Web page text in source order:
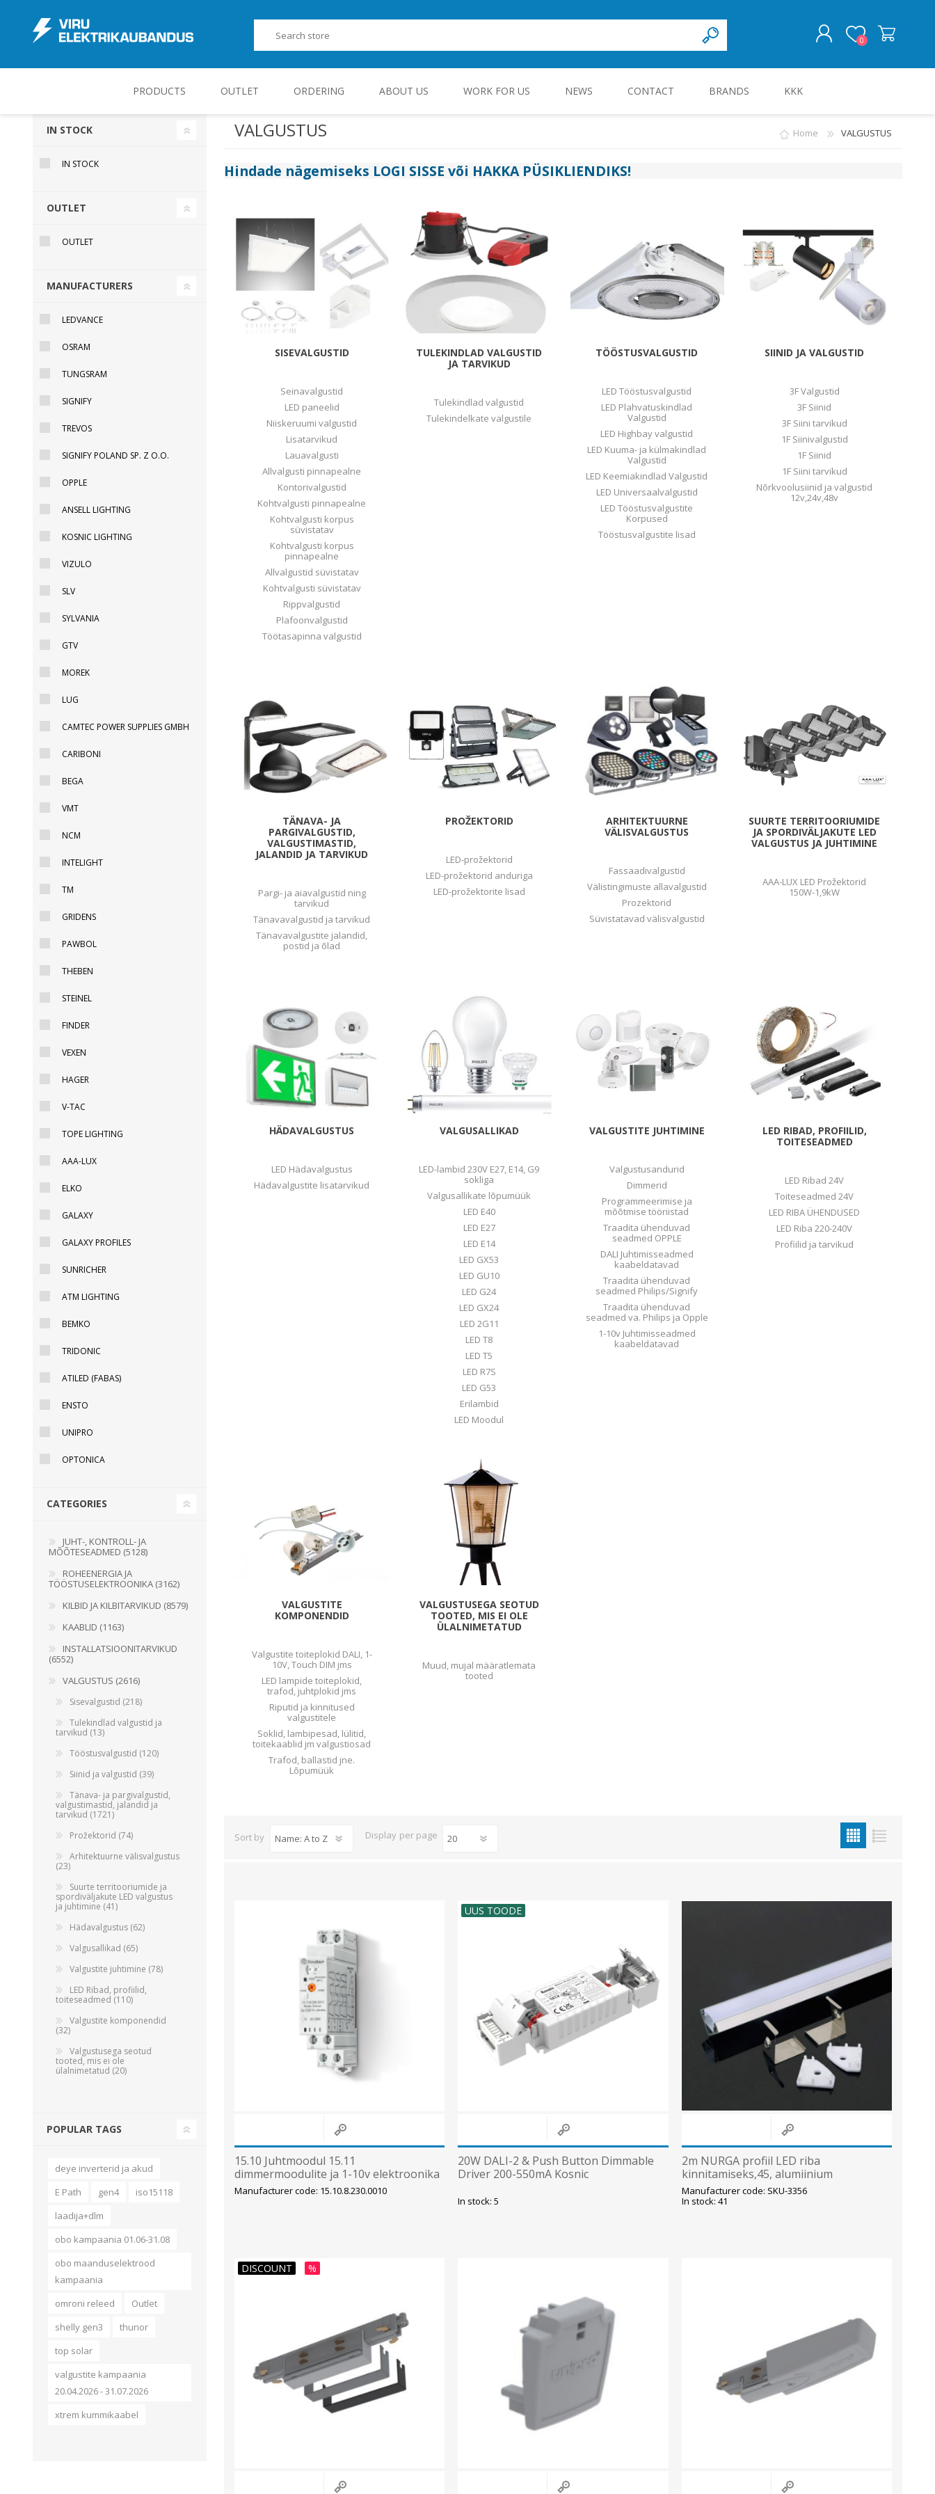
0
PRODUCTS
JUHT-, KONTROLL- JA MÕÕTESEADMED
Elektromehaaniline relee
Pooljuhtreleed
ROHEENERGIA JA TÖÖSTUSELEKTROONIKA
Elektriautode laadijad ja komponendid
Metallkilbid, pindpaigaldus
Plastkilbid, süvispaigaldus
View All
KAABLID
Alumiiniumkaablid ja -juhtmed
Vaskkaablid ja -juhtmed
Süvistatavad lülitid ja pistikupesad IP44
Siinid ja valgustid
View All
OUTLET ORDERING ABOUT US WORK FOR US NEWS CONTACT BRANDS KKK
VALGUSTUS Home VALGUSTUS
Hindade nägemiseks LOGI SISSE või HAKKA PÜSIKLIENDIKS!
SISEVALGUSTID
Seinavalgustid
LED paneelid
Niiskeruumi valgustid
Lisatarvikud
Lauavalgusti
Allvalgusti pinnapealne
Kontorivalgustid
Kohtvalgusti pinnapealne
Kohtvalgusti korpus
süvistatav
Kohtvalgusti korpus
pinnapealne
Allvalgustid süvistatav
Kohtvalgusti süvistatav
Rippvalgustid
Plafoonvalgustid
Töötasapinna valgustid
TULEKINDLAD VALGUSTID
JA TARVIKUD
Tulekindlad valgustid
Tulekindelkate valgustile
TÖÖSTUSVALGUSTID
LED Tööstusvalgustid
LED Plahvatuskindlad
Valgustid
LED Highbay valgustid
LED Kuuma- ja külmakindlad
Valgustid
LED Keemiakindlad Valgustid
LED Universaalvalgustid
LED Tööstusvalgustite
Korpused
Tööstusvalgustite lisad
SIINID JA VALGUSTID
3F Valgustid
3F Siinid
3F Siini tarvikud
1F Siinivalgustid
1F Siinid
1F Siini tarvikud
Nõrkvoolusiinid ja valgustid
12v,24v,48v
TÄNAVA- JA
PARGIVALGUSTID,
VALGUSTIMASTID,
JALANDID JA TARVIKUD
Pargi- ja aiavalgustid ning
tarvikud
Tänavavalgustid ja tarvikud
Tänavavalgustite jalandid,
postid ja õlad
PROŽEKTORID
LED-prožektorid
LED-prožektorid anduriga
LED-prožektorite lisad
ARHITEKTUURNE
VÄLISVALGUSTUS
Fassaadivalgustid
Välistingimuste allavalgustid
Prozektorid
Süvistatavad välisvalgustid
SUURTE TERRITOORIUMIDE
JA SPORDIVÄLJAKUTE LED
VALGUSTUS JA JUHTIMINE
AAA-LUX LED Prožektorid
150W-1,9kW
HÄDAVALGUSTUS
LED Hädavalgustus
Hädavalgustite lisatarvikud
VALGUSALLIKAD
LED-lambid 230V E27, E14, G9
sokliga
Valgusallikate lõpumüük
LED E40
LED E27
LED E14
LED GX53
LED GU10
LED G24
LED GX24
LED 2G11
LED T8
LED T5
LED R7S
LED G53
Erilambid
LED Moodul
VALGUSTITE JUHTIMINE
Valgustusandurid
Dimmerid
Programmeerimise ja
mõõtmise tööriistad
Traadita ühenduvad
seadmed OPPLE
DALI Juhtimisseadmed
kaabeldatavad
Traadita ühenduvad
seadmed Philips/Signify
Traadita ühenduvad
seadmed va. Philips ja Opple
1-10v Juhtimisseadmed
kaabeldatavad
LED RIBAD, PROFIILID,
TOITESEADMED
LED Ribad 24V
Toiteseadmed 24V
LED RIBA ÜHENDUSED
LED Riba 220-240V
Profiilid ja tarvikud
VALGUSTITE
KOMPONENDID
Valgustite toiteplokid DALI, 1-
10V, Touch DIM jms
LED lampide toiteplokid,
trafod, juhtplokid jms
Riputid ja kinnitused
valgustitele
Soklid, lambipesad, lülitid,
toitekaablid jm valgustiosad
Trafod, ballastid jne.
Lõpumüük
VALGUSTUSEGA SEOTUD
TOOTED, MIS EI OLE
ÜLALNIMETATUD
Muud, mujal määratlemata
tooted
Sort by Display per page
15.10 Juhtmoodul 15.11
dimmermoodulite ja 1-10v elektroonika
juhtimiseks kuni 15 nupplüliti kaudu
Manufacturer code: 15.10.8.230.0010
UUS TOODE
20W DALI-2 & Push Button Dimmable
Driver 200-550mA Kosnic
In stock: 5
2m NURGA profiil LED riba
kinnitamiseks,45, alumiinium
komplektis opaalkate kinnitusklambrid
ja plas
Manufacturer code: SKU-3356
In stock: 41
DISCOUNT %
IN STOCK
IN STOCK
OUTLET
OUTLET
MANUFACTURERS
LEDVANCE
OSRAM
TUNGSRAM
SIGNIFY
TREVOS
SIGNIFY POLAND SP. Z O.O.
OPPLE
ANSELL LIGHTING
KOSNIC LIGHTING
VIZULO
SLV
SYLVANIA
GTV
MOREK
LUG
CAMTEC POWER SUPPLIES GMBH
CARIBONI
BEGA
VMT
NCM
INTELIGHT
TM
GRIDENS
PAWBOL
THEBEN
STEINEL
FINDER
VEXEN
HAGER
V-TAC
TOPE LIGHTING
AAA-LUX
ELKO
GALAXY
GALAXY PROFILES
SUNRICHER
ATM LIGHTING
BEMKO
TRIDONIC
ATILED (FABAS)
ENSTO
UNIPRO
OPTONICA
CATEGORIES
JUHT-, KONTROLL- JA
MÕÕTESEADMED (5128)
ROHEENERGIA JA
TÖÖSTUSELEKTROONIKA (3162)
KILBID JA KILBITARVIKUD (8579)
KAABLID (1163)
INSTALLATSIOONITARVIKUD
(6552)
VALGUSTUS (2616)
Sisevalgustid (218)
Tulekindlad valgustid ja
tarvikud (13)
Tööstusvalgustid (120)
Siinid ja valgustid (39)
Tänava- ja pargivalgustid,
valgustimastid, jalandid ja
tarvikud (1721)
Prožektorid (74)
Arhitektuurne välisvalgustus
(23)
Suurte territooriumide ja
spordiväljakute LED valgustus
ja juhtimine (41)
Hädavalgustus (62)
Valgusallikad (65)
Valgustite juhtimine (78)
LED Ribad, profiilid,
toiteseadmed (110)
Valgustite komponendid
(32)
Valgustusega seotud
tooted, mis ei ole
ülalnimetatud (20)
POPULAR TAGS
deye inverterid ja akud
E Path
gen4
iso15118
laadija+dlm
obo kampaania 01.06-31.08
obo maanduselektrood
kampaania
omroni releed
Outlet
shelly gen3
thunor
top solar
valgustite kampaania
20.04.2026 - 31.07.2026
xtrem kummikaabel